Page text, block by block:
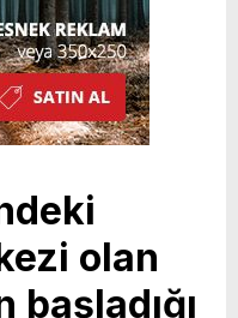
olan